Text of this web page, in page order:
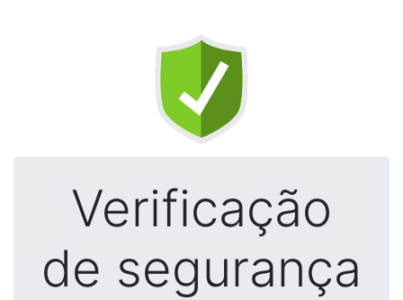
Verificação
de segurança